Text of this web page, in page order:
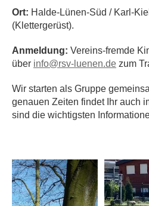
Ort: Halde-Lünen-Süd / Karl-
(Klettergerüst).
Anmeldung: Vereins-fremde
über info@rsv-luenen.de zum
Wir starten als Gruppe
genauen Zeiten findet Ihr auch
sind die wichtigsten